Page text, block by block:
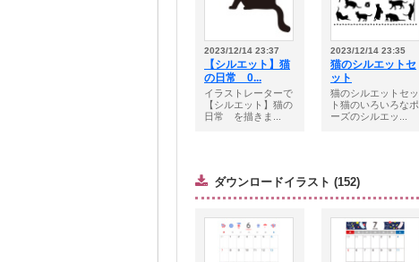
2023/12/14 23:37
【シルエット】猫
の日常 0...
イラストレーターで
【シルエット】猫の
日常 を描きま...
2023/12/14 23:35
猫のシルエットセ
ット
猫のシルエットセッ
ト猫のいろいろなポ
ーズのシルエッ...
ダウンロードイラスト (152)